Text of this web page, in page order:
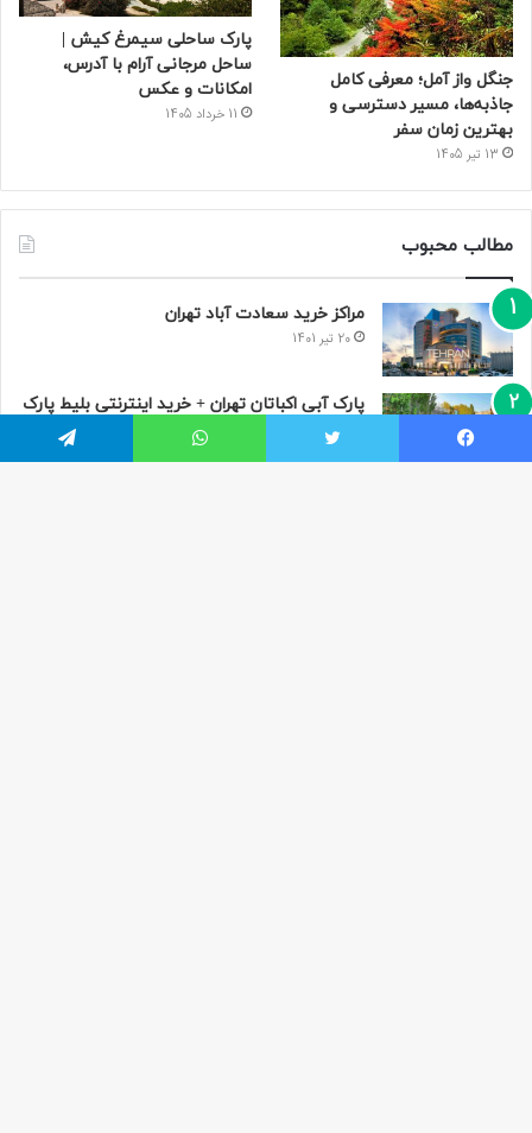
جنگل واز آمل؛ معرفی کامل
جاذبه‌ها، مسیر دسترسی و
بهترین زمان سفر
13 تیر 1405
پارک ساحلی سیمرغ کیش |
ساحل مرجانی آرام با آدرس،
امکانات و عکس
11 خرداد 1405
مطالب محبوب
مراکز خرید سعادت‌ آباد تهران
20 تیر 1401
پارک آبی اکباتان تهران + خرید اینترنتی بلیط پارک
آبی اکباتان
فیسبوک توییتر واتس آپ تلگرام